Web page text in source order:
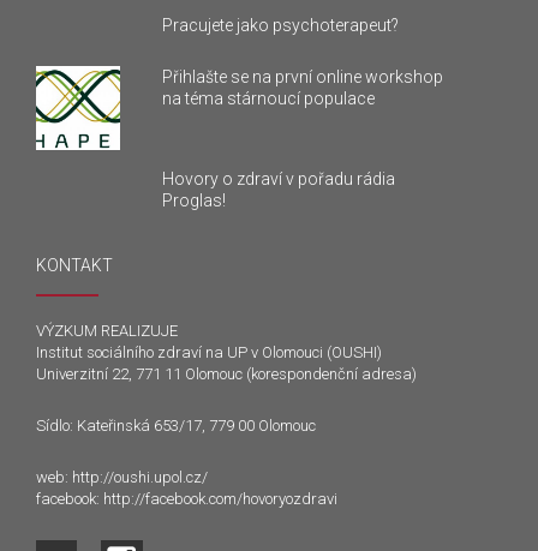
Pracujete jako psychoterapeut?
Přihlašte se na první online workshop
na téma stárnoucí populace
Hovory o zdraví v pořadu rádia
Proglas!
KONTAKT
VÝZKUM REALIZUJE
Institut sociálního zdraví na UP v Olomouci (OUSHI)
Univerzitní 22, 771 11 Olomouc (korespondenční adresa)
Sídlo: Kateřinská 653/17, 779 00 Olomouc
web: http://oushi.upol.cz/
facebook: http://facebook.com/hovoryozdravi